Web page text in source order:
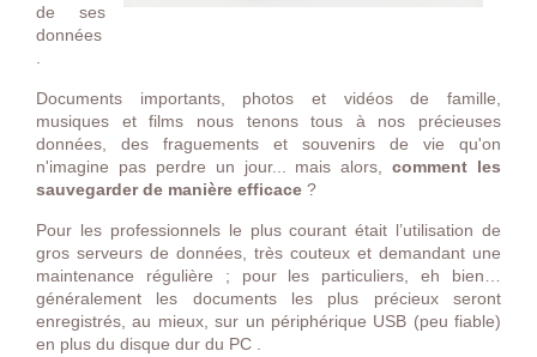
de ses
données
Documents importants, photos et vidéos de famille,
musiques et films nous tenons tous à nos précieuses
données, des fraguements et souvenirs de vie qu'on
n'imagine pas perdre un jour... mais alors,comment les
sauvegarder de manière efficace ?
Pour les professionnels le plus courant était l’utilisation de
gros serveurs de données, très couteux et demandant une
maintenance régulière ; pour les particuliers, eh bien…
généralement les documents les plus précieux seront
enregistrés, au mieux, sur un périphérique USB (peu fiable)
en plus du disque dur du PC .